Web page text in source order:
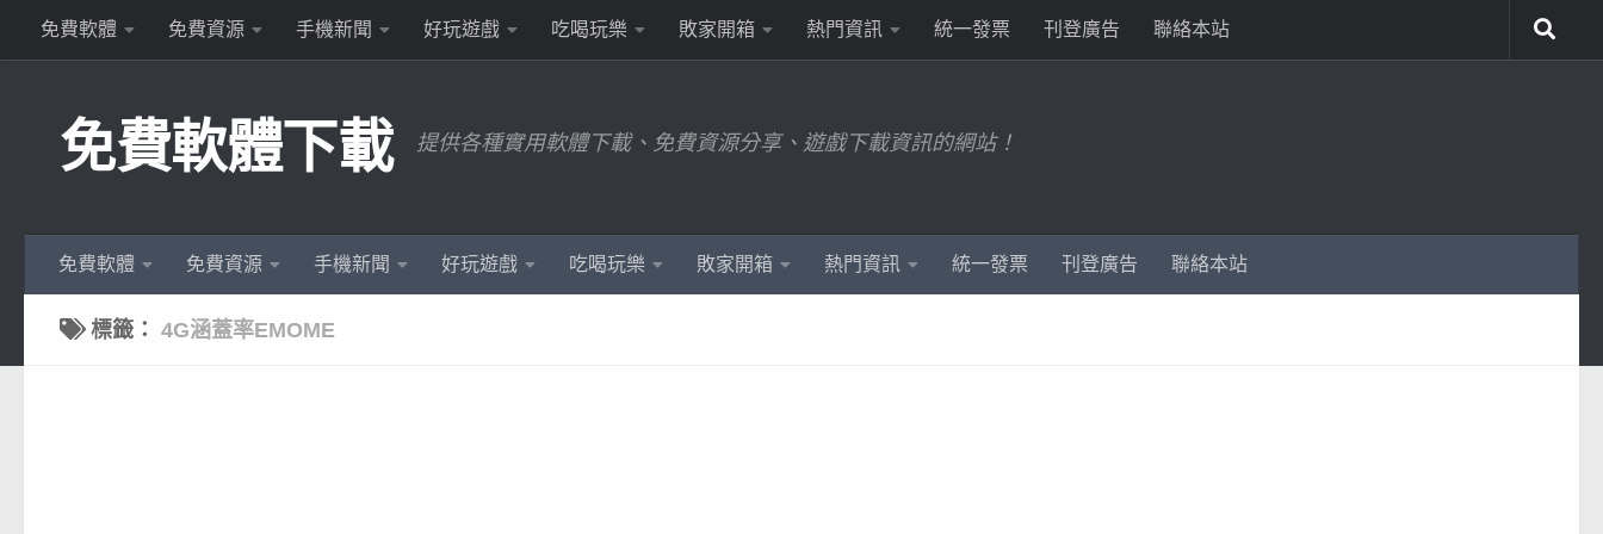
Skip to content
免費軟體 免費資源 手機新聞 好玩遊戲 吃喝玩樂 敗家開箱 熱門資訊 統一發票 刊登廣告 聯絡本站
免費軟體下載 提供各種實用軟體下載、免費資源分享、遊戲下載資訊的網站！
免費軟體 免費資源 手機新聞 好玩遊戲 吃喝玩樂 敗家開箱 熱門資訊 統一發票 刊登廣告 聯絡本站
標籤： 4G涵蓋率EMOME